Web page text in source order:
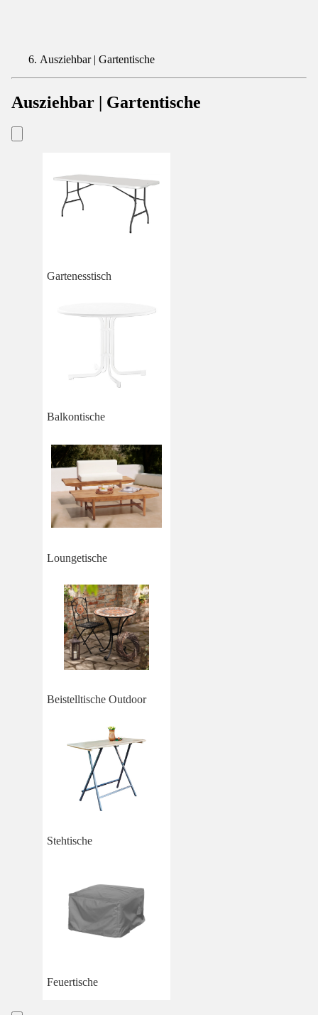
Ausziehbar | Gartentische
Ausziehbar | Gartentische
Gartenesstisch
Balkontische
Loungetische
Beistelltische Outdoor
Stehtische
Feuertische